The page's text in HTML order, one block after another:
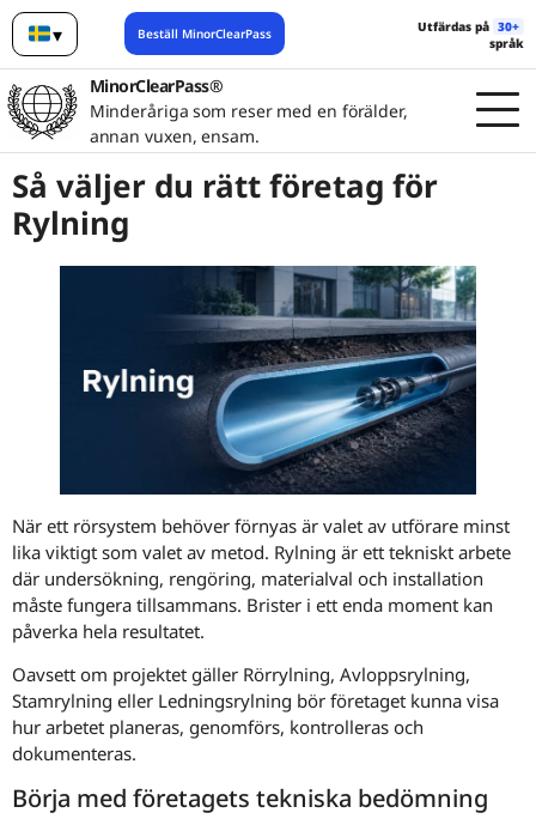
▾
Svenska
Beställ MinorClearPass Utfärdas på 30+
språk
MinorClearPass®
Minderåriga som reser med en förälder,
annan vuxen, ensam.
Så väljer du rätt företag för
Rylning
När ett rörsystem behöver förnyas är valet av utförare minst
lika viktigt som valet av metod. Rylning är ett tekniskt arbete
där undersökning, rengöring, materialval och installation
måste fungera tillsammans. Brister i ett enda moment kan
påverka hela resultatet.
Oavsett om projektet gäller Rörrylning, Avloppsrylning,
Stamrylning eller Ledningsrylning bör företaget kunna visa
hur arbetet planeras, genomförs, kontrolleras och
dokumenteras.
Börja med företagets tekniska bedömning